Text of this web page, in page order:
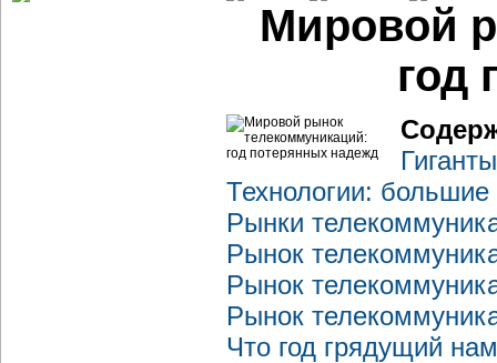
Мировой
год
Технологии:
Рынки
Рынок
Рынок
Рынок
Что год грядущий